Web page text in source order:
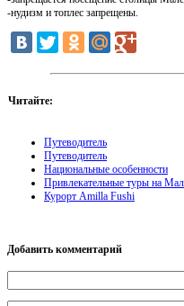
-нудизм и топлес запрещены.
Читайте:
Путеводитель
Путеводитель
Национальные особенности
Привлекательные туры на
Курорт Amilla Fushi
Добавить комментарий